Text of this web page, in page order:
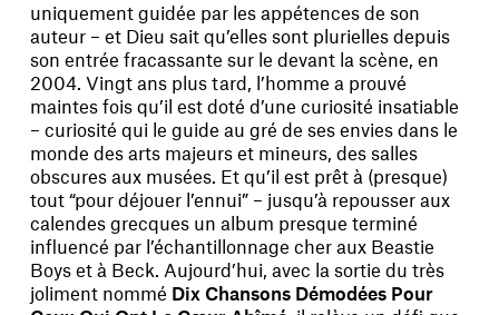
uniquement guidée par les appétences de son
auteur – et Dieu sait qu’elles sont plurielles depuis
son entrée fracassante sur le devant la scène, en
2004. Vingt ans plus tard, l’homme a prouvé
maintes fois qu’il est doté d’une curiosité insatiable
– curiosité qui le guide au gré de ses envies dans le
monde des arts majeurs et mineurs, des salles
obscures aux musées. Et qu’il est prêt à (presque)
tout “pour déjouer l’ennui” – jusqu’à repousser aux
calendes grecques un album presque terminé
influencé par l’échantillonnage cher aux Beastie
Boys et à Beck. Aujourd’hui, avec la sortie du très
joliment nommé Dix Chansons Démodées Pour